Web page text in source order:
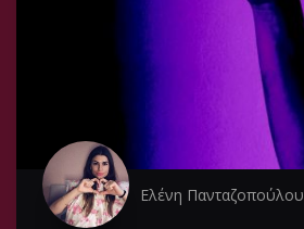
Ελένη Πανταζοπούλου